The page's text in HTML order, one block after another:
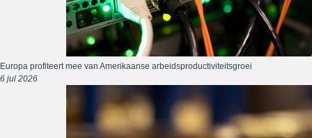
Europa profiteert mee van Amerikaanse arbeidsproductiviteitsgroei
6 jul 2026